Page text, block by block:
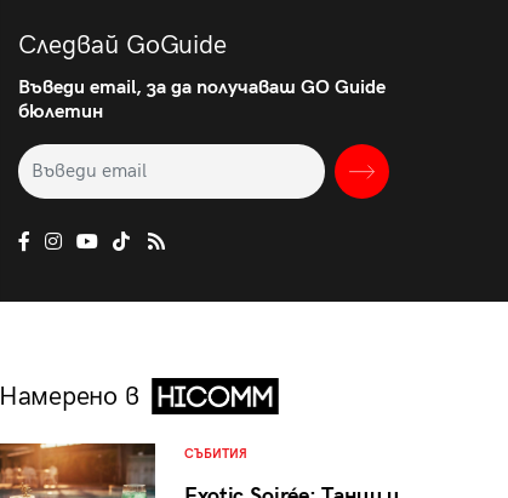
Следвай GoGuide
Въведи email, за да получаваш GO Guide
бюлетин
Намерено в
СЪБИТИЯ